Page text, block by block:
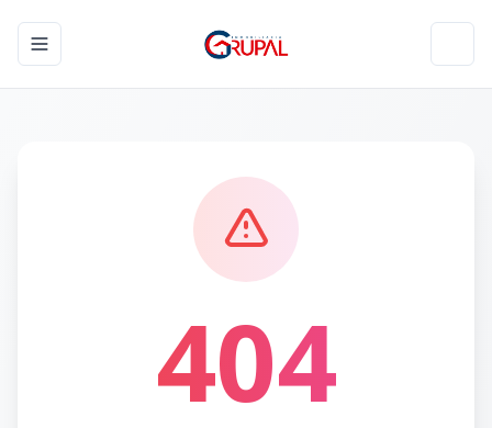
Toggle navigation menu
404